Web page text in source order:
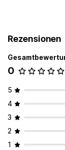
Personalisierung
Produkte
Handtaschen
Versandoptionen
Diskrete
Updates in
Rezensionen
0
5
4
3
2
1